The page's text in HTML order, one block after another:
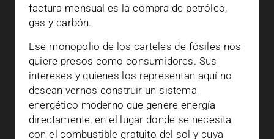
factura mensual es la compra de petróleo,
gas y carbón.
Ese monopolio de los carteles de fósiles nos
quiere presos como consumidores. Sus
intereses y quienes los representan aquí no
desean vernos construir un sistema
energético moderno que genere energía
directamente, en el lugar donde se necesita
con el combustible gratuito del sol y cuya